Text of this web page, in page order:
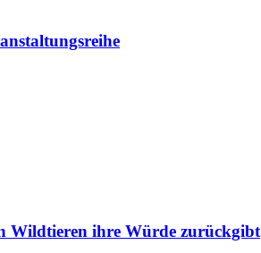
Wildtieren ihre Würde zurückgibt